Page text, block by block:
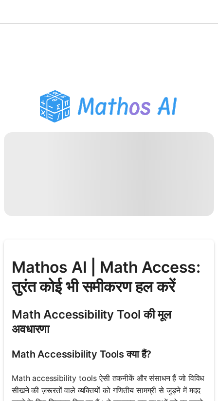
PDF होमवर्क सहायक
अध्ययन उपकरण
Mathos AI | Math Access:
तुरंत कोई भी समीकरण हल करें
Math Accessibility Tool की मूल
अवधारणा
Math Accessibility Tools क्या हैं?
Math accessibility tools ऐसी तकनीकें और संसाधन हैं जो विविध
सीखने की ज़रूरतों वाले व्यक्तियों को गणितीय सामग्री से जुड़ने में मदद